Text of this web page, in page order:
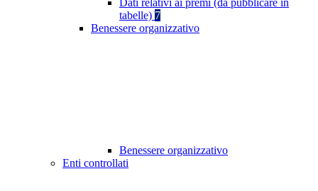
Dati relativi ai premi (da pubblicare in
tabelle) 7
Benessere organizzativo
Benessere organizzativo
Enti controllati